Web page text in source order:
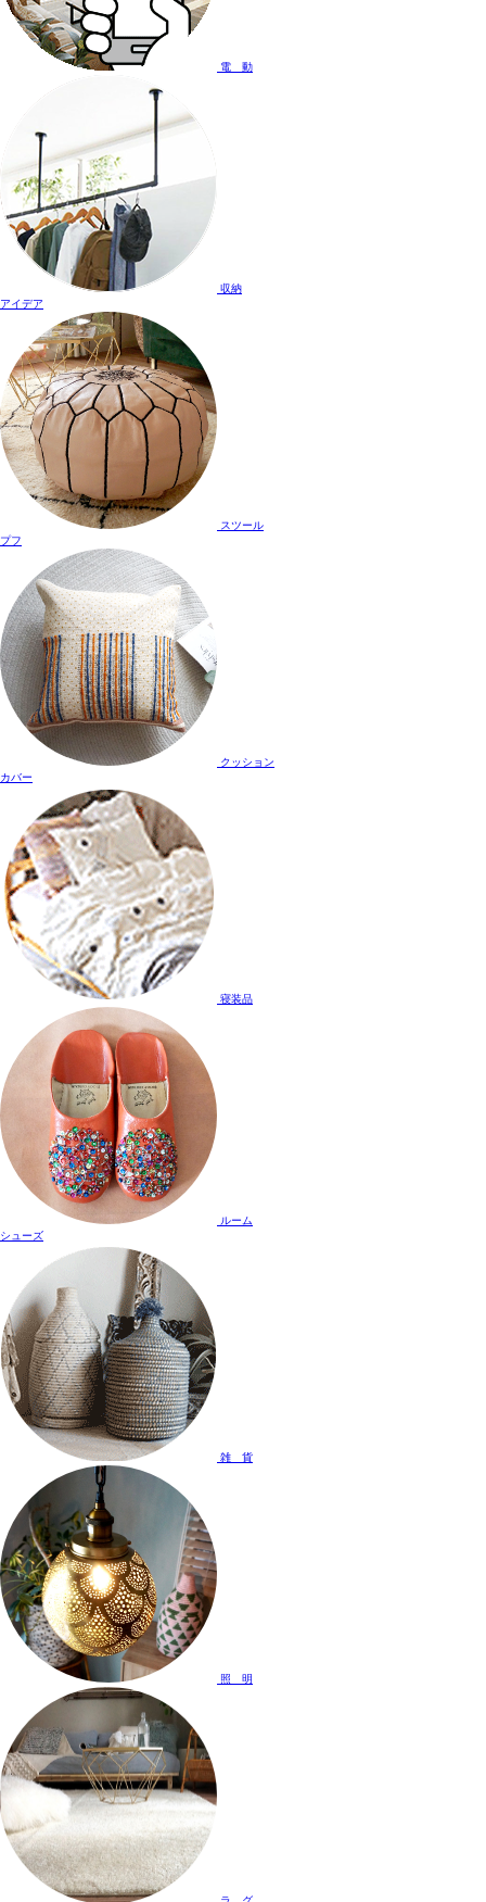
電 動
収納
アイデア
スツール
プフ
クッション
カバー
寝装品
ルーム
シューズ
雑 貨
照 明